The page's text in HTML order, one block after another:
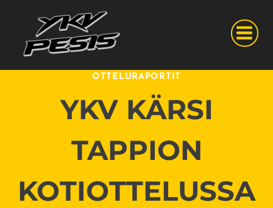
sisältöön
OTTELURAPORTIT
YKV KÄRSI
TAPPION
KOTIOTTELUSSA